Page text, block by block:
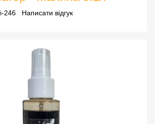
246 Написати відгук